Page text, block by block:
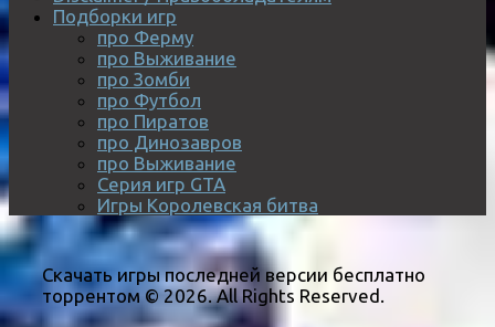
Подборки игр
про Ферму
про Выживание
про Зомби
про Футбол
про Пиратов
про Динозавров
про Выживание
Серия игр GTA
Игры Королевская битва
Скачать игры последней версии бесплатно
торрентом © 2026. All Rights Reserved.